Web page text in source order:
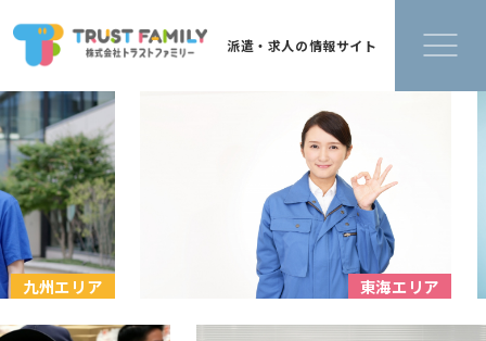
派遣・求人の情報サイト
東海エリ
九州エリア